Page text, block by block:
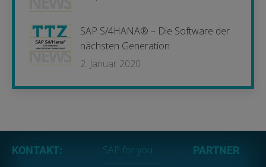
SAP S/4HANA® – Die Software der
nächsten Generation
2. Januar 2020
KONTAKT: SAP for you PARTNER